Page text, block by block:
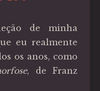
de minha
eu realmente
os anos, como
, de Franz